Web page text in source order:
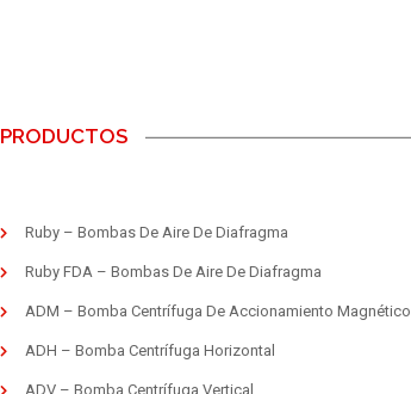
PRODUCTOS
Ruby – Bombas De Aire De Diafragma
Ruby FDA – Bombas De Aire De Diafragma
ADM – Bomba Centrífuga De Accionamiento Magnético
ADH – Bomba Centrífuga Horizontal
ADV – Bomba Centrífuga Vertical